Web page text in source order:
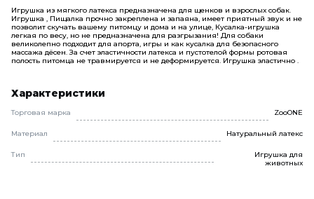
Игрушка из мягкого латекса предназначена для щенков и взрослых собак.
Игрушка , Пищалка прочно закреплена и запаяна, имеет приятный звук и не
позволит скучать вашему питомцу и дома и на улице, Кусалка-игрушка
легкая по весу, но не предназначена для разгрызания! Для собаки
великолепно подходит для апорта, игры и как кусалка для безопасного
массажа дёсен. За счет эластичности латекса и пустотелой формы ротовая
полость питомца не травмируется и не деформируется. Игрушка эластично .
Характеристики
Торговая марка ZooONE
Материал Натуральный латекс
Тип
Игрушка для
животных